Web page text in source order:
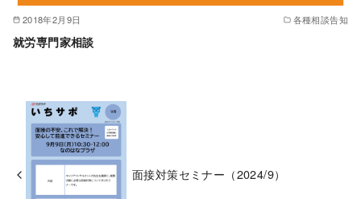
2018年2月9日 各種相談告知
就労専門家相談
面接対策セミナー（2024/9）